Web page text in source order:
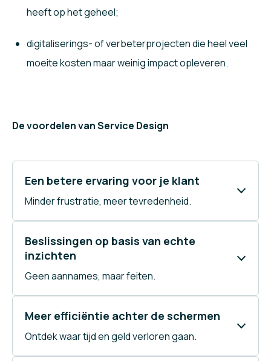
heeft op het geheel;
digitaliserings- of verbeterprojecten die heel veel
moeite kosten maar weinig impact opleveren.
De voordelen van Service Design
Een betere ervaring voor je klant
Minder frustratie, meer tevredenheid.
Beslissingen op basis van echte
inzichten
Geen aannames, maar feiten.
Meer efficiëntie achter de schermen
Ontdek waar tijd en geld verloren gaan.